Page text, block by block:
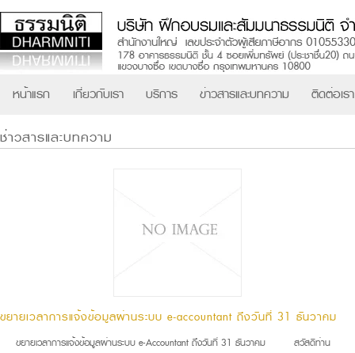
หน้าแรก เกี่ยวกับเรา บริการ ข่าวสารและบทความ ติดต่อเรา
ช่าวสารและบทความ
ขยายเวลาการแจ้งข้อมูลผ่านระบบ e-accountant ถึงวันที่ 31 ธันวาคม
ขยายเวลาการแจ้งข้อมูลผ่านระบบ e-Accountant ถึงวันที่ 31 ธันวาคม สวัสดีท่าน